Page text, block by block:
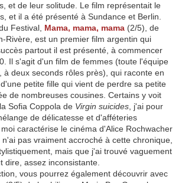
et de leur solitude. Le film représentait le
et il a été présenté à Sundance et Berlin.
Festival, Mama, mama, mama (2/5), de
Rivère, est un premier film argentin qui
partout il est présenté, à commencer
Il s'agit d'un film de femmes (toute l'équipe
à deux seconds rôles près), qui raconte en
petite fille qui vient de perdre sa petite
de nombreuses cousines. Certains y voit
Sofia Coppola de Virgin suicides , j'ai pour
de délicatesse et d'afféteries
caractérise le cinéma d'Alice Rochwacher
n'ai pas vraiment accroché à cette chronique,
mais que j'ai trouvé vaguement
dire, assez inconsistante.
vous pourrez également découvrir avec